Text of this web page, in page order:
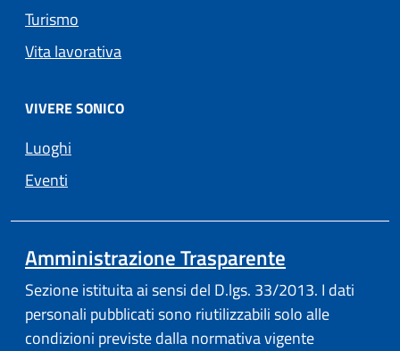
Turismo
Vita lavorativa
VIVERE SONICO
Luoghi
Eventi
Amministrazione Trasparente
Sezione istituita ai sensi del D.lgs. 33/2013. I dati
personali pubblicati sono riutilizzabili solo alle
condizioni previste dalla normativa vigente